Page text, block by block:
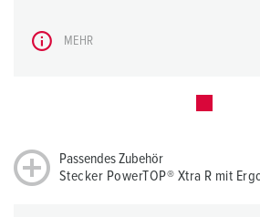
MEHR
Passendes Zubehör
Stecker PowerTOP® Xtra R mit